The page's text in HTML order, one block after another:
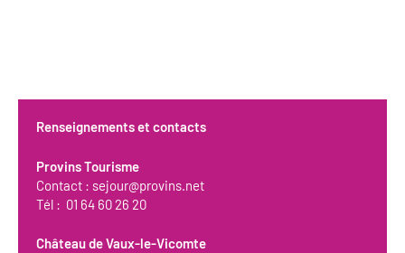
Renseignements et contacts
Provins Tourisme
Contact : sejour@provins.net
Tél : 01 64 60 26 20
Château de Vaux-le-Vicomte